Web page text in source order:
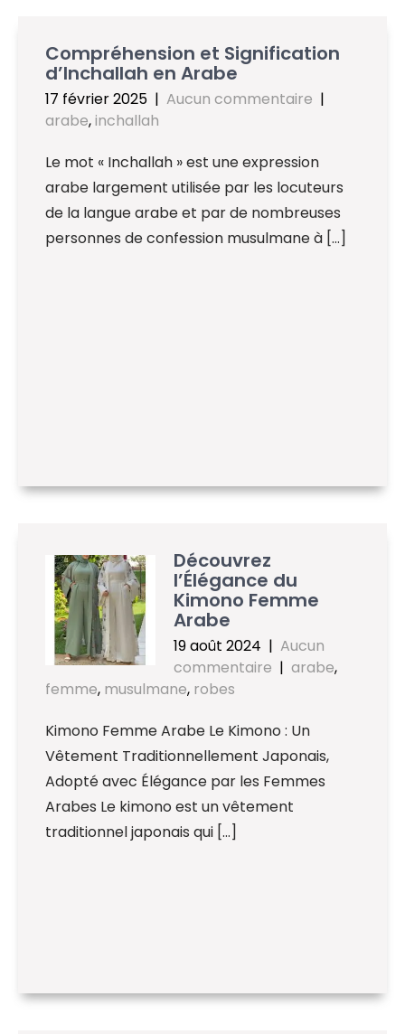
Compréhension et Signification
d’Inchallah en Arabe
17 février 2025 | Aucun commentaire |
arabe,inchallah
Le mot « Inchallah » est une expression
arabe largement utilisée par les locuteurs
de la langue arabe et par de nombreuses
personnes de confession musulmane à […]
Découvrez
l’Élégance du
Kimono Femme
Arabe
19 août 2024 | Aucun
commentaire | arabe,
femme, musulmane, robes
Kimono Femme Arabe Le Kimono : Un
Vêtement Traditionnellement Japonais,
Adopté avec Élégance par les Femmes
Arabes Le kimono est un vêtement
traditionnel japonais qui […]